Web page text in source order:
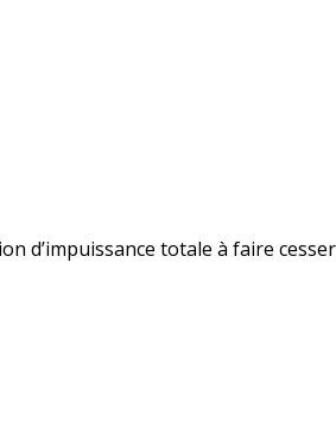
d’impuissance totale à faire